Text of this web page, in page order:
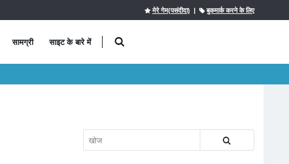
मेरे गेम(पसंदीदा) | बुकमार्क करने के लिए
सामग्री साइट के बारे में